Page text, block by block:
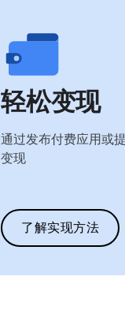
轻松变现
通过发布付费应用或
变现
了解实现方法